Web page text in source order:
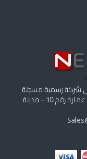
شركة رسمية مسجلة
العنوان: شارع رقم 17, عمارات النصر - عمارة رقم 10 - مدينة